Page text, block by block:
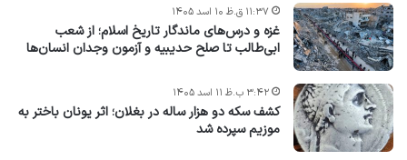
غزه و درس‌های ماندگار تاریخ اسلام؛ از شعب
ابی‌طالب تا صلح حدیبیه و آزمون وجدان انسان‌ها
۱۱:۳۷ ق.ظ ۱۰ اسد ۱۴۰۵
کشف سکه دو هزار ساله در بغلان؛ اثر یونان باختر به
موزیم سپرده شد
۳:۴۲ ب.ظ ۱۱ اسد ۱۴۰۵